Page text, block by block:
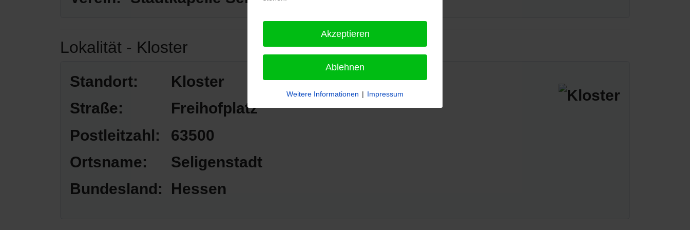
Lokalität - Kloster
Standort:
Kloster
Straße:
Freihofplatz
Postleitzahl:
63500
Ortsname:
Seligenstadt
Bundesland:
Hessen
Akzeptieren
Ablehnen
Weitere Informationen | Impressum